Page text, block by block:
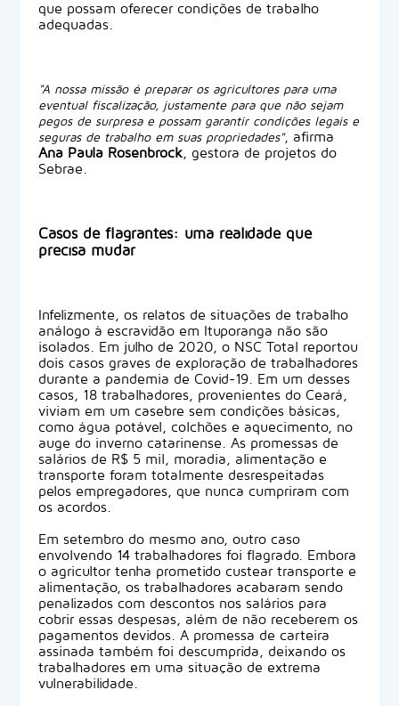
que possam oferecer condições de trabalho
adequadas.
"A nossa missão é preparar os agricultores para uma
eventual fiscalização, justamente para que não sejam
pegos de surpresa e possam garantir condições legais e
seguras de trabalho em suas propriedades", afirma
Ana Paula Rosenbrock, gestora de projetos do
Sebrae.
Casos de flagrantes: uma realidade que
precisa mudar
Infelizmente, os relatos de situações de trabalho
análogo à escravidão em Ituporanga não são
isolados. Em julho de 2020, o NSC Total reportou
dois casos graves de exploração de trabalhadores
durante a pandemia de Covid-19. Em um desses
casos, 18 trabalhadores, provenientes do Ceará,
viviam em um casebre sem condições básicas,
como água potável, colchões e aquecimento, no
auge do inverno catarinense. As promessas de
salários de R$ 5 mil, moradia, alimentação e
transporte foram totalmente desrespeitadas
pelos empregadores, que nunca cumpriram com
os acordos.
Em setembro do mesmo ano, outro caso
envolvendo 14 trabalhadores foi flagrado. Embora
o agricultor tenha prometido custear transporte e
alimentação, os trabalhadores acabaram sendo
penalizados com descontos nos salários para
cobrir essas despesas, além de não receberem os
pagamentos devidos. A promessa de carteira
assinada também foi descumprida, deixando os
trabalhadores em uma situação de extrema
vulnerabilidade.